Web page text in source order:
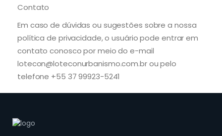
Contato
Em caso de dúvidas ou sugestões sobre a nossa
política de privacidade, o usuário pode entrar em
contato conosco por meio do e-mail
lotecon@loteconurbanismo.com.br ou pelo
telefone +55 37 99923-5241